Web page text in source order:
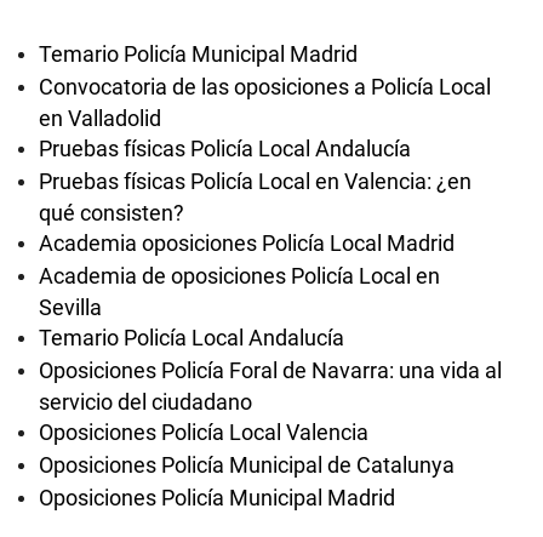
Temario Policía Municipal Madrid
Convocatoria de las oposiciones a Policía Local
en Valladolid
Pruebas físicas Policía Local Andalucía
Pruebas físicas Policía Local en Valencia: ¿en
qué consisten?
Academia oposiciones Policía Local Madrid
Academia de oposiciones Policía Local en
Sevilla
Temario Policía Local Andalucía
Oposiciones Policía Foral de Navarra: una vida al
servicio del ciudadano
Oposiciones Policía Local Valencia
Oposiciones Policía Municipal de Catalunya
Oposiciones Policía Municipal Madrid